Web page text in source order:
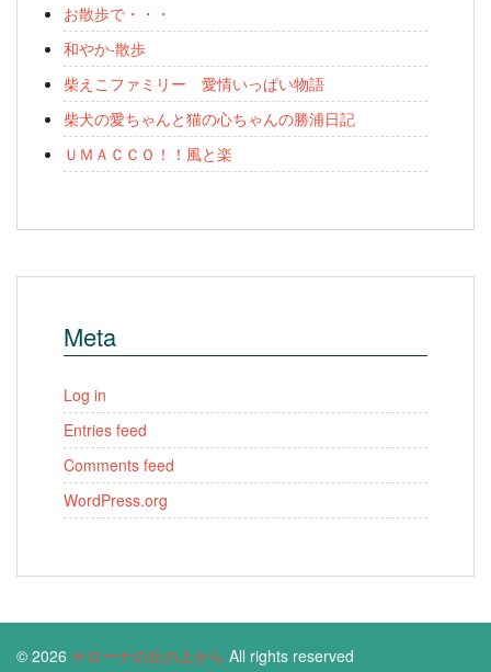
お散歩で・・・
和やか-散歩
柴えこファミリー 愛情いっぱい物語
柴犬の愛ちゃんと猫の心ちゃんの勝浦日記
ＵＭＡＣＣＯ！！風と楽
Meta
Log in
Entries feed
Comments feed
WordPress.org
© 2026 ケローナの丘の上から All rights reserved